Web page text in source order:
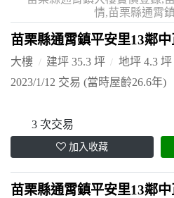
情,苗栗縣通霄
苗栗縣通霄鎮平安里13鄰
大樓 建坪 35.3 坪 地坪 4.3 坪
2023/1/12 交易 (當時屋齡26.6年)
3 次交易
加入收藏
苗栗縣通霄鎮平安里13鄰